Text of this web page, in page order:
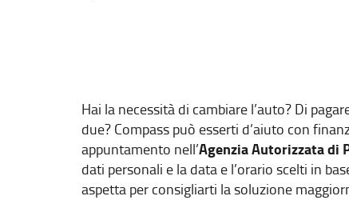
Hai la necessità di cambiare l’auto? Di
due? Compass può esserti d’aiuto con
appuntamento nell’Agenzia Autorizzata di
dati personali e la data e l’orario scelti in
aspetta per consigliarti la soluzione